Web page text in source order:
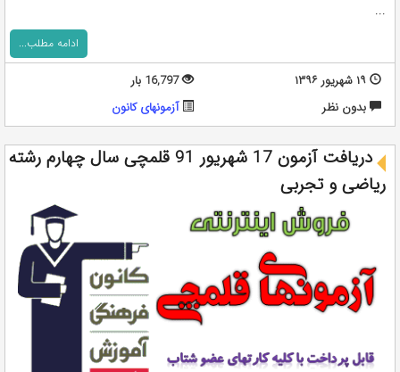
...
ادامه مطلب...
۱۹ شهریور ۱۳۹۶
16,797 بار
بدون نظر
آزمونهای کانون
دریافت آزمون 17 شهریور 91 قلمچی سال چهارم رشته
ریاضی و تجربی